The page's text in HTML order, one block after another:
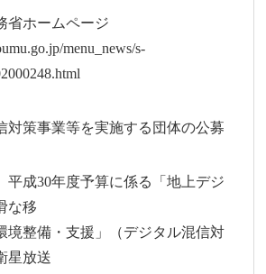
ホームページ
menu_news/s-
対策事業等を実施する団体の公募
30年度予算に係る「地上デジ
な移
整備・支援」（デジタル混信対
星放送